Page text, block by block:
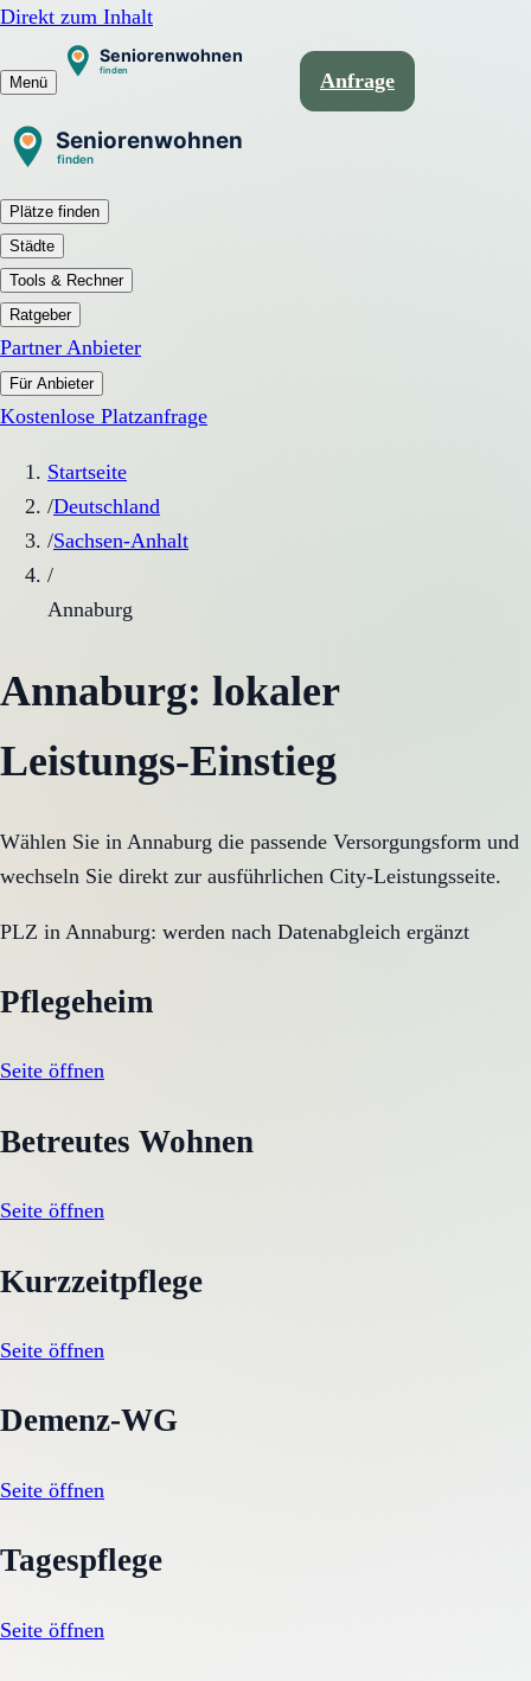
Direkt zum Inhalt
Menü Anfrage
Plätze finden
Städte
Tools & Rechner
Ratgeber
Partner Anbieter
Für Anbieter
Kostenlose Platzanfrage
Startseite
/Deutschland
/Sachsen-Anhalt
/
Annaburg
Annaburg: lokaler
Leistungs-Einstieg
Wählen Sie in Annaburg die passende Versorgungsform und
wechseln Sie direkt zur ausführlichen City-Leistungsseite.
PLZ in Annaburg: werden nach Datenabgleich ergänzt
Pflegeheim
Seite öffnen
Betreutes Wohnen
Seite öffnen
Kurzzeitpflege
Seite öffnen
Demenz-WG
Seite öffnen
Tagespflege
Seite öffnen